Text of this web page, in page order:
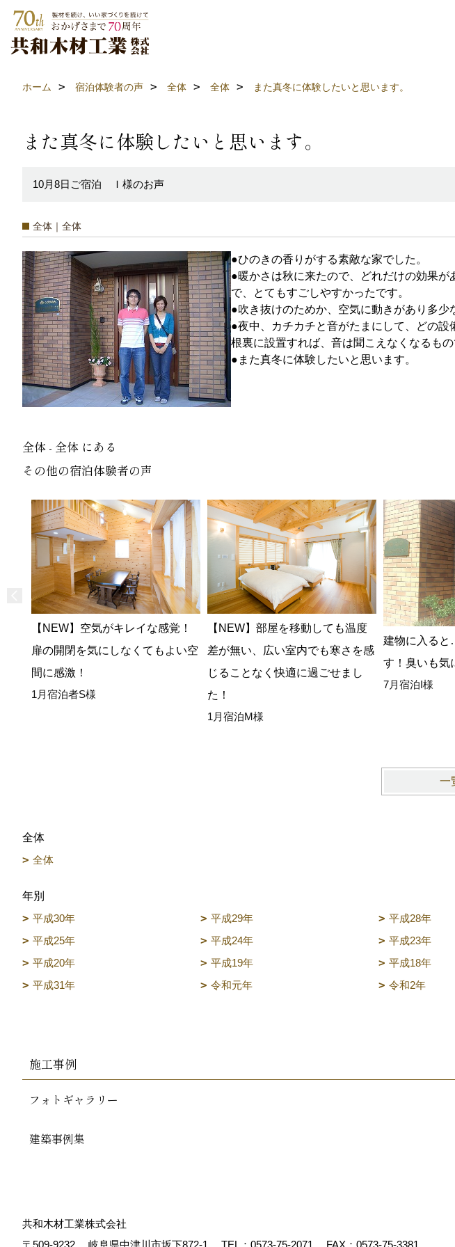
ホーム 宿泊体験者の声 全体 全体 また真冬に体験したいと思います。
また真冬に体験したいと思います。
10月8日ご宿泊 Ｉ様のお声
全体｜全体
●ひのきの香りがする素敵な家でした。
●暖かさは秋に来たので、どれだけの効果
で、とてもすごしやすかったです。
●吹き抜けのためか、空気に動きがあり多少
●夜中、カチカチと音がたまにして、どの
根裏に設置すれば、音は聞こえなくなるも
●また真冬に体験したいと思います。
全体 - 全体 にある
その他の宿泊体験者の声
【NEW】空気がキレイな感覚！
扉の開閉を気にしなくてもよい空
間に感激！
1月宿泊者S様
【NEW】部屋を移動しても温度
差が無い、広い室内でも寒さを感
じることなく快適に過ごせまし
た！
1月宿泊M様
建物に入ると
す！臭いも気
7月宿泊I様
一
全体
全体
年別
平成30年
平成29年 平成28年
平成25年
平成24年 平成23年
平成20年
平成19年 平成18年
平成31年
令和元年 令和2年
施工事例
フォトギャラリー
建築事例集
共和木材工業株式会社
〒509-9232
岐阜県中津川市坂下872‐1 TEL： 0573-75-2071 FAX：0573-75-3381